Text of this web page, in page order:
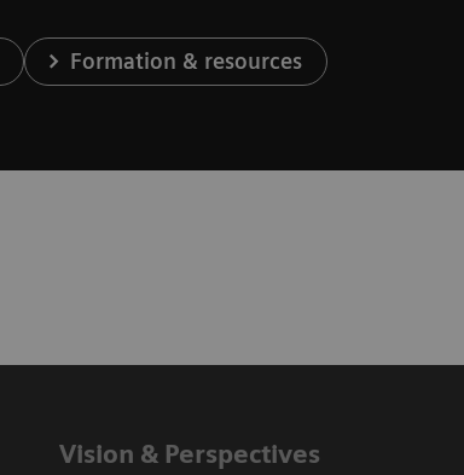
Formation & resources
Vision ​& Perspectives